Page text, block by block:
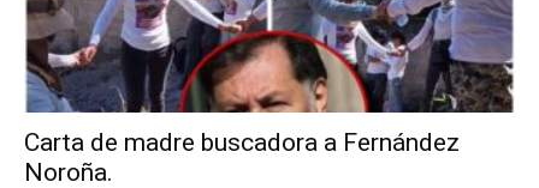
Carta de madre buscadora a Fernández
Noroña.